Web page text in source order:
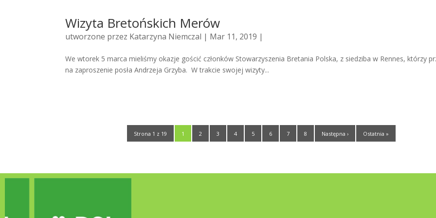
Wizyta Bretońskich Merów
utworzone przez Katarzyna Niemczal | Mar 11, 2019 |
We wtorek 5 marca mieliśmy okazje gościć członków Stowarzyszenia Bretania Polska, z siedziba w Rennes, którzy
na zaproszenie posła Andrzeja Grzyba. W trakcie swojej wizyty...
Strona 1 z 19 1 2 3 4 5 6 7 8 Następna › Ostatnia »